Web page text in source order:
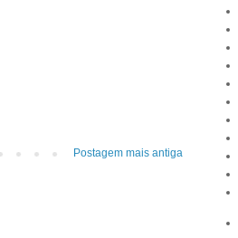
Postagem mais antiga